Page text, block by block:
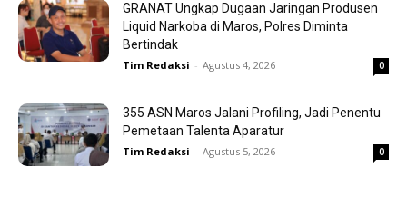
GRANAT Ungkap Dugaan Jaringan Produsen
Liquid Narkoba di Maros, Polres Diminta
Bertindak
Tim Redaksi - Agustus 4, 2026 0
355 ASN Maros Jalani Profiling, Jadi Penentu
Pemetaan Talenta Aparatur
Tim Redaksi - Agustus 5, 2026 0